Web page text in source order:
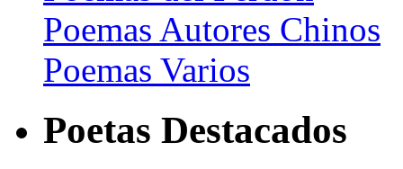
Poemas Autores Chinos
Poemas Varios
Poetas Destacados